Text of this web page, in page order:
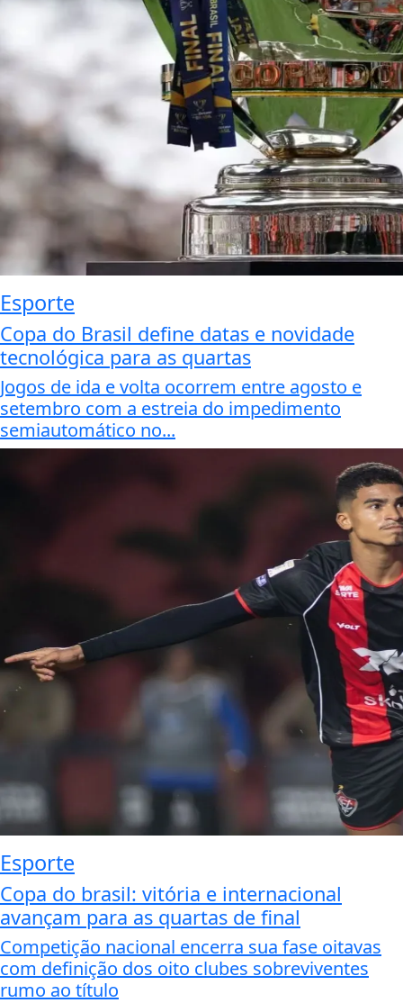
Esporte
Copa do Brasil define datas e novidade
tecnológica para as quartas
Jogos de ida e volta ocorrem entre agosto e
setembro com a estreia do impedimento
semiautomático no...
Esporte
Copa do brasil: vitória e internacional
avançam para as quartas de final
Competição nacional encerra sua fase oitavas
com definição dos oito clubes sobreviventes
rumo ao título